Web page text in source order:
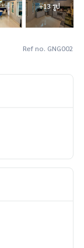
+13 รูป
Ref no. GNG002